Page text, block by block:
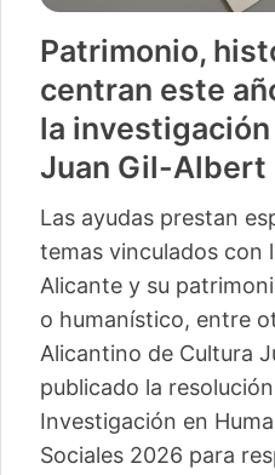
Patrimonio,
centran este
la
Juan Gil-Albert
Las ayudas prestan
temas vinculados con
Alicante y su
o humanístico, entre
Alicantino de Cultura
publicado la
Investigación en
Sociales 2026 para